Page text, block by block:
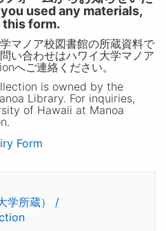
you used any materials,
form.
マノア校図書館の所蔵資料で
い合わせはハワイ大学マノア
へご連絡ください。
is owned by the
Library. For inquiries,
of Hawaii at Manoa
Form
学所蔵） /